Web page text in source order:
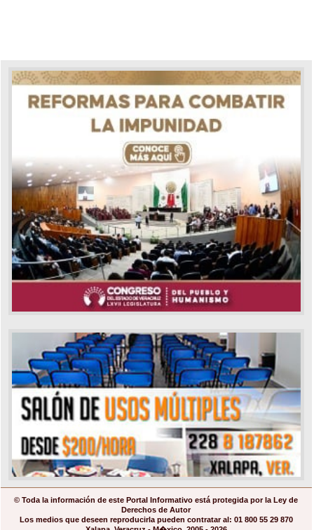
© Toda la información de este Portal Informativo está protegida por la Ley de
Derechos de Autor
Los medios que deseen reproducirla pueden contratar al: 01 800 55 29 870